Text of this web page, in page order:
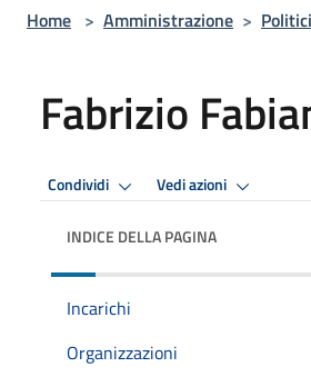
Home > Amministrazione > Politici
Fabrizio
Condividi Vedi azioni
INDICE DELLA PAGINA
Incarichi
Organizzazioni